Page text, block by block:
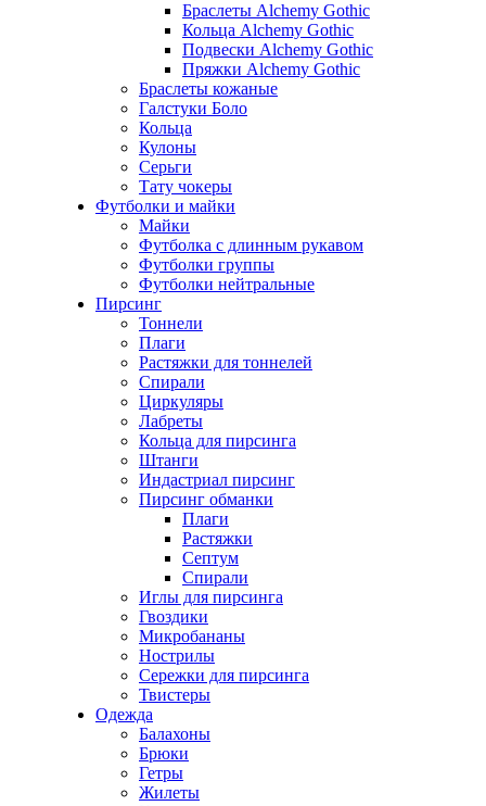
Браслеты Alchemy Gothic
Кольца Alchemy Gothic
Подвески Alchemy Gothic
Пряжки Alchemy Gothic
Браслеты кожаные
Галстуки Боло
Кольца
Кулоны
Серьги
Тату чокеры
Футболки и майки
Майки
Футболка с длинным рукавом
Футболки группы
Футболки нейтральные
Пирсинг
Тоннели
Плаги
Растяжки для тоннелей
Спирали
Циркуляры
Лабреты
Кольца для пирсинга
Штанги
Индастриал пирсинг
Пирсинг обманки
Плаги
Растяжки
Септум
Спирали
Иглы для пирсинга
Гвоздики
Микробананы
Нострилы
Сережки для пирсинга
Твистеры
Одежда
Балахоны
Брюки
Гетры
Жилеты